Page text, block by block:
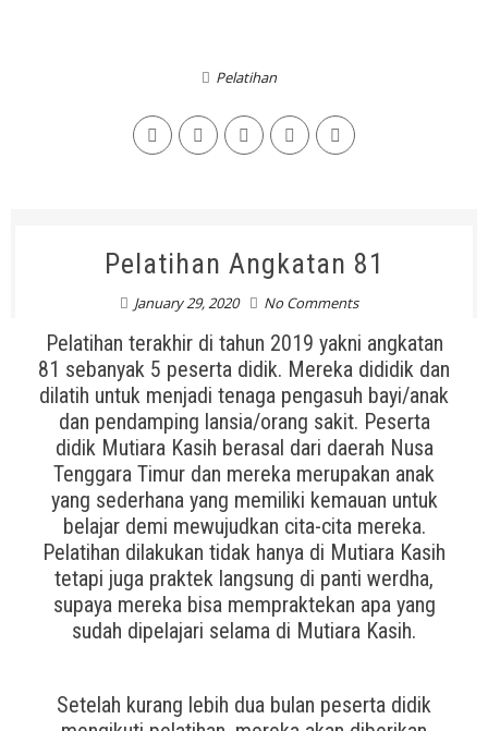
Pelatihan
Pelatihan Angkatan 81
January 29, 2020 No Comments
Pelatihan terakhir di tahun 2019 yakni angkatan
81 sebanyak 5 peserta didik. Mereka dididik dan
dilatih untuk menjadi tenaga pengasuh bayi/anak
dan pendamping lansia/orang sakit. Peserta
didik Mutiara Kasih berasal dari daerah Nusa
Tenggara Timur dan mereka merupakan anak
yang sederhana yang memiliki kemauan untuk
belajar demi mewujudkan cita-cita mereka.
Pelatihan dilakukan tidak hanya di Mutiara Kasih
tetapi juga praktek langsung di panti werdha,
supaya mereka bisa mempraktekan apa yang
sudah dipelajari selama di Mutiara Kasih.
Setelah kurang lebih dua bulan peserta didik